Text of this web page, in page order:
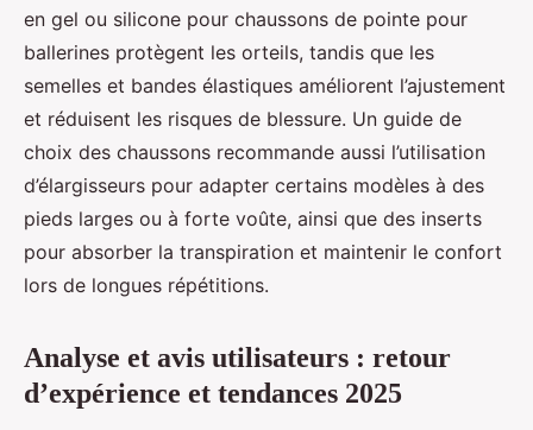
en gel ou silicone pour chaussons de pointe pour
ballerines protègent les orteils, tandis que les
semelles et bandes élastiques améliorent l’ajustement
et réduisent les risques de blessure. Un guide de
choix des chaussons recommande aussi l’utilisation
d’élargisseurs pour adapter certains modèles à des
pieds larges ou à forte voûte, ainsi que des inserts
pour absorber la transpiration et maintenir le confort
lors de longues répétitions.
Analyse et avis utilisateurs : retour
d’expérience et tendances 2025